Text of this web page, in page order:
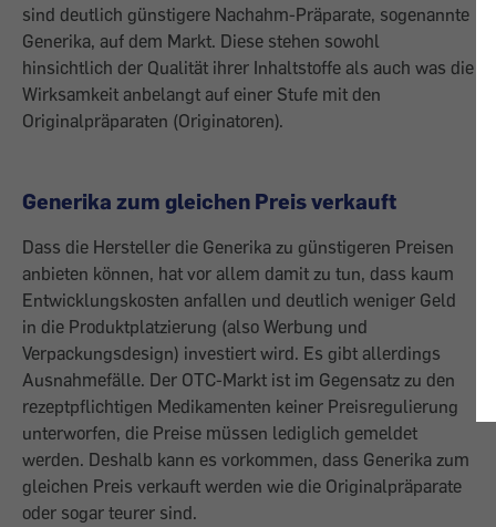
sind deutlich günstigere Nachahm-Präparate, sogenannte
Generika, auf dem Markt. Diese stehen sowohl
hinsichtlich der Qualität ihrer Inhaltstoffe als auch was die
Wirksamkeit anbelangt auf einer Stufe mit den
Originalpräparaten (Originatoren).
Generika zum gleichen Preis verkauft
Dass die Hersteller die Generika zu günstigeren Preisen
anbieten können, hat vor allem damit zu tun, dass kaum
Entwicklungskosten anfallen und deutlich weniger Geld
in die Produktplatzierung (also Werbung und
Verpackungsdesign) investiert wird. Es gibt allerdings
Ausnahmefälle. Der OTC-Markt ist im Gegensatz zu den
rezeptpflichtigen Medikamenten keiner Preisregulierung
unterworfen, die Preise müssen lediglich gemeldet
werden. Deshalb kann es vorkommen, dass Generika zum
gleichen Preis verkauft werden wie die Originalpräparate
oder sogar teurer sind.